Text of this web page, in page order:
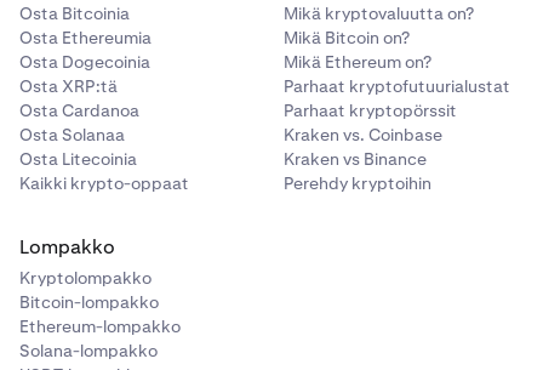
Osta Bitcoinia
Osta Ethereumia
Osta Dogecoinia
Osta XRP:tä
Osta Cardanoa
Osta Solanaa
Osta Litecoinia
Kaikki krypto-oppaat
Mikä kryptovaluutta on?
Mikä Bitcoin on?
Mikä Ethereum on?
Parhaat kryptofutuurialustat
Parhaat kryptopörssit
Kraken vs. Coinbase
Kraken vs Binance
Perehdy kryptoihin
Lompakko
Kryptolompakko
Bitcoin-lompakko
Ethereum-lompakko
Solana-lompakko